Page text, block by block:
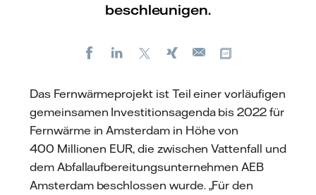
beschleunigen.
FacebookLinkedIn Xing
E-
Das Fernwärmeprojekt ist Teil einer vorläufigen
gemeinsamen Investitionsagenda bis 2022 für
Fernwärme in Amsterdam in Höhe von
400 Millionen EUR, die zwischen Vattenfall und
dem Abfallaufbereitungsunternehmen AEB
Amsterdam beschlossen wurde. „Für den